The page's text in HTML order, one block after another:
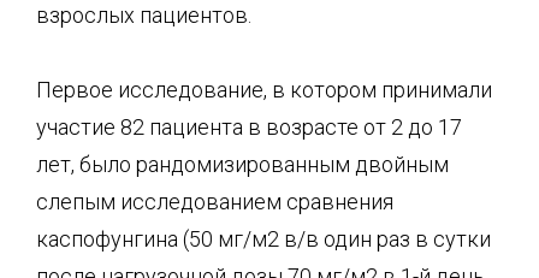
взрослых пациентов.
Первое исследование, в котором принимали
участие 82 пациента в возрасте от 2 до 17
лет, было рандомизированным двойным
слепым исследованием сравнения
каспофунгина (50 мг/м2 в/в один раз в сутки